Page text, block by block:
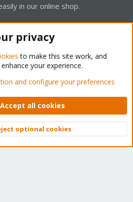
in our online shop.
Forum - Light Mode
Privacy policy Help Home
© 2010-2026 XenForo Ltd.
Top
privacy
to make this site work, and
your experience.
and configure your preferences
Accept all cookies
optional cookies